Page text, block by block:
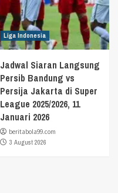
Liga Indonesia
Jadwal Siaran Langsung
Persib Bandung vs
Persija Jakarta di Super
League 2025/2026, 11
Januari 2026
beritabola99.com
3 August 2026